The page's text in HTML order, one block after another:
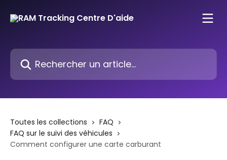
Rechercher un article...
Toutes les collections
FAQ
FAQ sur le suivi des véhicules
Comment configurer une carte carburant